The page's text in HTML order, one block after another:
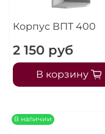
Корпус ВПТ 400
2 150 руб
В корзину
В наличии